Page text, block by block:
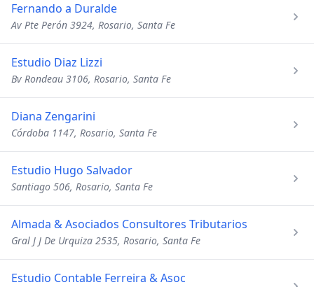
Fernando a Duralde
Av Pte Perón 3924, Rosario, Santa Fe
Estudio Diaz Lizzi
Bv Rondeau 3106, Rosario, Santa Fe
Diana Zengarini
Córdoba 1147, Rosario, Santa Fe
Estudio Hugo Salvador
Santiago 506, Rosario, Santa Fe
Almada & Asociados Consultores Tributarios
Gral J J De Urquiza 2535, Rosario, Santa Fe
Estudio Contable Ferreira & Asoc